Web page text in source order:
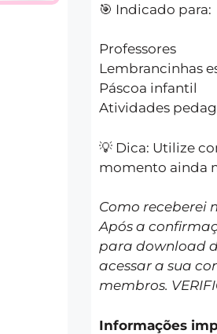
🎯 Indicado para:
Professores
Lembrancinhas
Páscoa infantil
Atividades
💡 Dica: Utilize
momento ainda
Como receberei
Após a
para download
acessar a sua
membros.
Informações